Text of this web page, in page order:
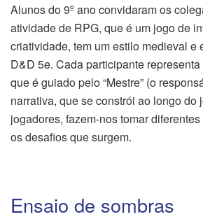
Alunos do 9º ano convidaram os
atividade de RPG, que é um jogo de
criatividade, tem um estilo medieval e
D&D 5e. Cada participante
que é guiado pelo “Mestre” (o
narrativa, que se constrói ao longo do
jogadores, fazem-nos tomar
os desafios que surgem.
Ensaio de sombras